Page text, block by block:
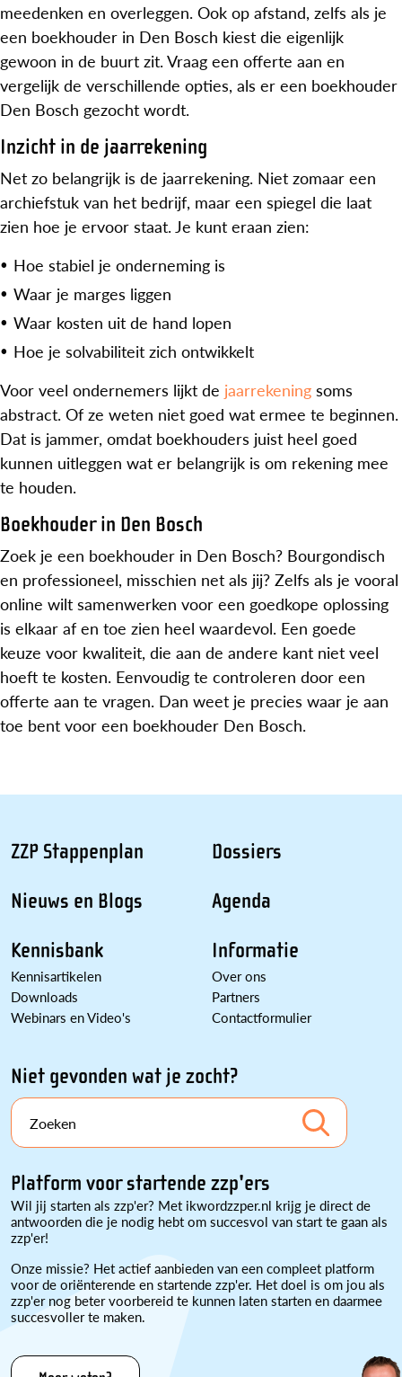
meedenken en overleggen. Ook op afstand, zelfs als je
een boekhouder in Den Bosch kiest die eigenlijk
gewoon in de buurt zit. Vraag een offerte aan en
vergelijk de verschillende opties, als er een boekhouder
Den Bosch gezocht wordt.
Inzicht in de jaarrekening
Net zo belangrijk is de jaarrekening. Niet zomaar een
archiefstuk van het bedrijf, maar een spiegel die laat
zien hoe je ervoor staat. Je kunt eraan zien:
Hoe stabiel je onderneming is
Waar je marges liggen
Waar kosten uit de hand lopen
Hoe je solvabiliteit zich ontwikkelt
Voor veel ondernemers lijkt de jaarrekening soms
abstract. Of ze weten niet goed wat ermee te beginnen.
Dat is jammer, omdat boekhouders juist heel goed
kunnen uitleggen wat er belangrijk is om rekening mee
te houden.
Boekhouder in Den Bosch
Zoek je een boekhouder in Den Bosch? Bourgondisch
en professioneel, misschien net als jij? Zelfs als je vooral
online wilt samenwerken voor een goedkope oplossing
is elkaar af en toe zien heel waardevol. Een goede
keuze voor kwaliteit, die aan de andere kant niet veel
hoeft te kosten. Eenvoudig te controleren door een
offerte aan te vragen. Dan weet je precies waar je aan
toe bent voor een boekhouder Den Bosch.
ZZP Stappenplan
Nieuws en Blogs
Kennisbank
Kennisartikelen
Downloads
Webinars en Video's
Dossiers
Agenda
Informatie
Over ons
Partners
Contactformulier
Niet gevonden wat je zocht?
Zoeken
Platform voor startende zzp'ers
Wil jij starten als zzp'er? Met ikwordzzper.nl krijg je direct de
antwoorden die je nodig hebt om succesvol van start te gaan als
zzp'er!
Onze missie? Het actief aanbieden van een compleet platform
voor de oriënterende en startende zzp'er. Het doel is om jou als
zzp'er nog beter voorbereid te kunnen laten starten en daarmee
succesvoller te maken.